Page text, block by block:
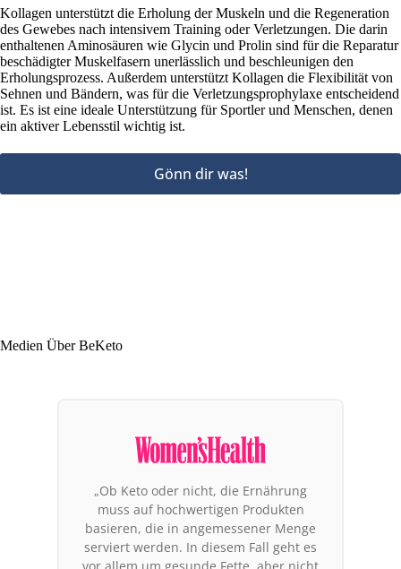
Kollagen unterstützt die Erholung der Muskeln und die Regeneration
des Gewebes nach intensivem Training oder Verletzungen. Die darin
enthaltenen Aminosäuren wie Glycin und Prolin sind für die Reparatur
beschädigter Muskelfasern unerlässlich und beschleunigen den
Erholungsprozess. Außerdem unterstützt Kollagen die Flexibilität von
Sehnen und Bändern, was für die Verletzungsprophylaxe entscheidend
ist. Es ist eine ideale Unterstützung für Sportler und Menschen, denen
ein aktiver Lebensstil wichtig ist.
Gönn dir was!
Medien Über BeKeto
„Unter den Produkten, die Beachtung
verdienen, stechen die Produkte der
Marke BeKeto hervor. Warum gerade
sie? Es ist die erste Marke in Europa, die
ihre gesamte Tätigkeit auf die ketogene